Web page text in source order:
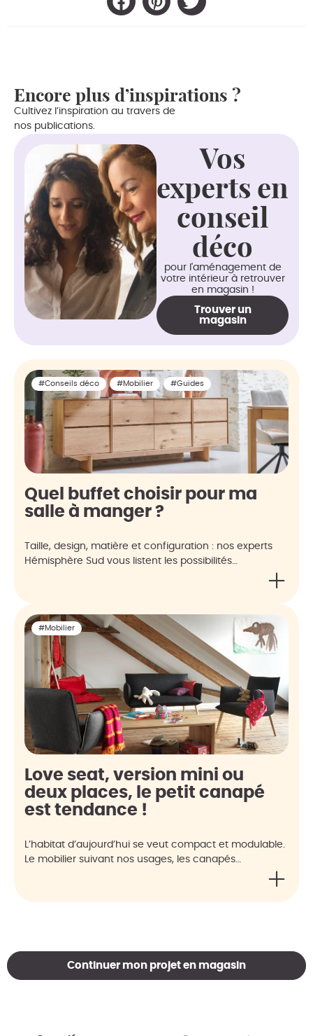
Encore plus d’inspirations ?
Cultivez l’inspiration au travers de
nos publications.
Vos
experts en
conseil
déco
pour l'aménagement de
votre intérieur à retrouver
en magasin !
Trouver un
magasin
#Conseils déco #Mobilier #Guides
Quel buffet choisir pour ma
salle à manger ?
Taille, design, matière et configuration : nos experts
Hémisphère Sud vous listent les possibilités…
#Mobilier
Love seat, version mini ou
deux places, le petit canapé
est tendance !
L’habitat d’aujourd’hui se veut compact et modulable.
Le mobilier suivant nos usages, les canapés…
Continuer mon projet en magasin